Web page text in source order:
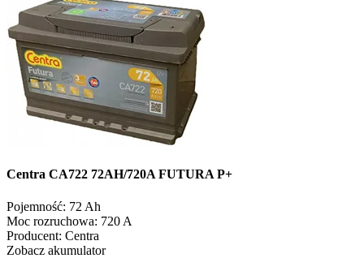
Centra CA722 72AH/720A FUTURA P+
Pojemność: 72 Ah
Moc rozruchowa: 720 A
Producent: Centra
Zobacz akumulator